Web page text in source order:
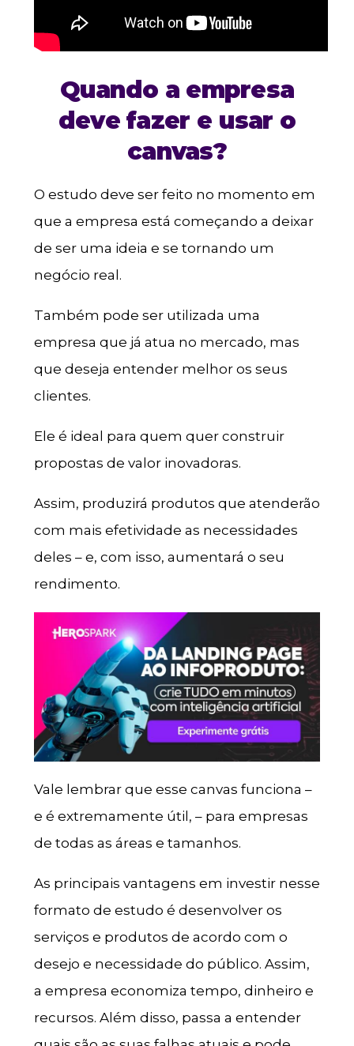
Quando a empresa
deve fazer e usar o
canvas?
O estudo deve ser feito no momento em
que a empresa está começando a deixar
de ser uma ideia e se tornando um
negócio real.
Também pode ser utilizada uma
empresa que já atua no mercado, mas
que deseja entender melhor os seus
clientes.
Ele é ideal para quem quer construir
propostas de valor inovadoras.
Assim, produzirá produtos que atenderão
com mais efetividade as necessidades
deles – e, com isso, aumentará o seu
rendimento.
Vale lembrar que esse canvas funciona –
e é extremamente útil, – para empresas
de todas as áreas e tamanhos.
As principais vantagens em investir nesse
formato de estudo é desenvolver os
serviços e produtos de acordo com o
desejo e necessidade do público. Assim,
a empresa economiza tempo, dinheiro e
recursos. Além disso, passa a entender